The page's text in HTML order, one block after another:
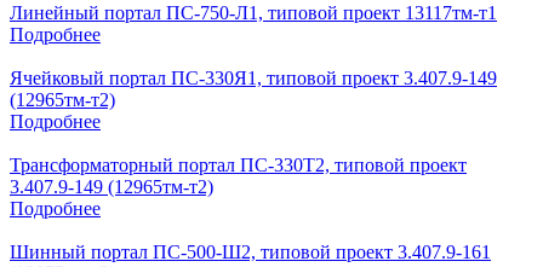
Линейный портал ПС-750-Л1, типовой проект 13117тм-т1
Подробнее
Ячейковый портал ПС-330Я1, типовой проект 3.407.9-149
(12965тм-т2)
Подробнее
Трансформаторный портал ПС-330Т2, типовой проект
3.407.9-149 (12965тм-т2)
Подробнее
Шинный портал ПС-500-Ш2, типовой проект 3.407.9-161